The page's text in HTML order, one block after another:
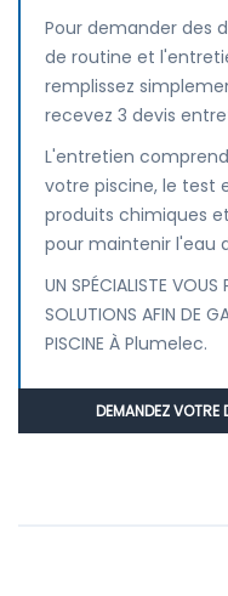
Pour demander des
de routine et
remplissez
recevez 3 devis
L'entretien
votre piscine, le test
produits chimiques
pour maintenir l'eau
UN SPÉCIALISTE VOUS
SOLUTIONS AFIN DE
PISCINE À Plumelec.
DEMANDEZ VOTRE